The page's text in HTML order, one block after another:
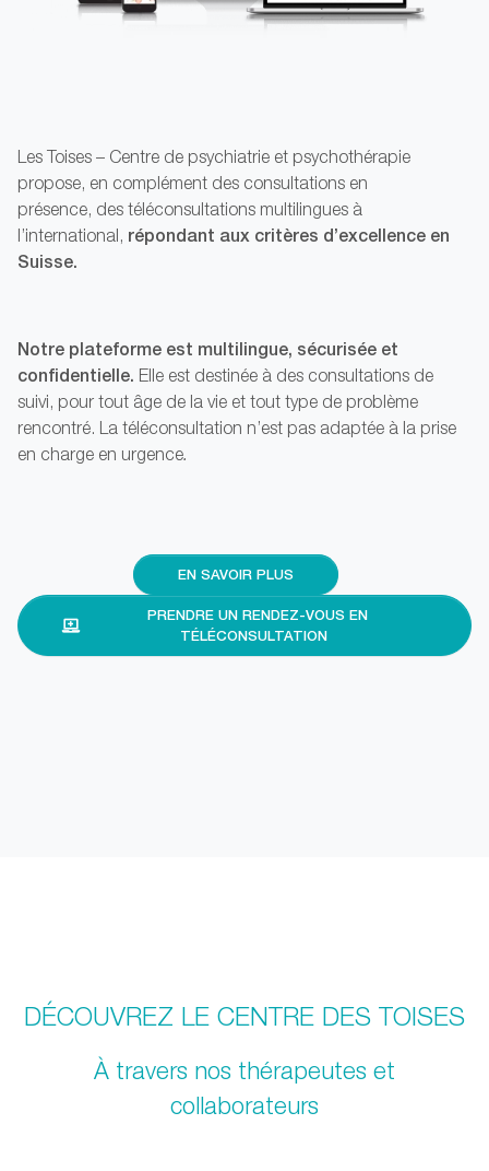
Les Toises – Centre de psychiatrie et psychothérapie
propose, en complément des consultations en
présence, des téléconsultations multilingues à
l’international, répondant aux critères d’excellence en
Suisse.
Notre plateforme est multilingue, sécurisée et
confidentielle. Elle est destinée à des consultations de
suivi, pour tout âge de la vie et tout type de problème
rencontré. La téléconsultation n’est pas adaptée à la prise
en charge en urgence.
EN SAVOIR PLUS
PRENDRE UN RENDEZ-VOUS EN
TÉLÉCONSULTATION
DÉCOUVREZ LE CENTRE DES TOISES
À travers nos thérapeutes et
collaborateurs